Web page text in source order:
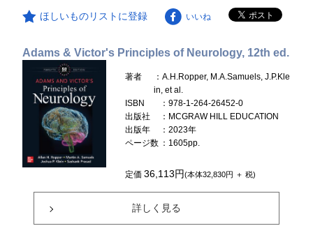
ほしいものリストに登録 いいね
Adams & Victor's Principles of Neurology, 12th ed.
著者
：A.H.Ropper, M.A.Samuels, J.P.Kle
in, et al.
ISBN
：978-1-264-26452-0
出版社
：MCGRAW HILL EDUCATION
出版年
：2023年
ページ数 ：1605pp.
定価36,113円(本体32,830円 ＋ 税)
詳しく見る